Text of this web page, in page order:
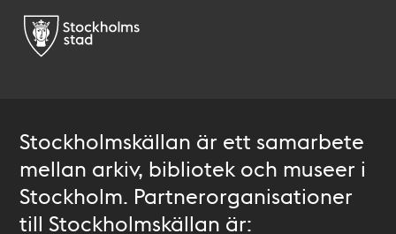
Stockholmskällan är ett samarbete
mellan arkiv, bibliotek och museer i
Stockholm. Partnerorganisationer
till Stockholmskällan är: